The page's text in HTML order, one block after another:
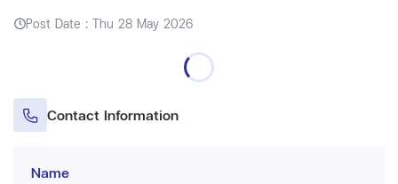
Post Date : Thu 28 May 2026
Contact Information
Name